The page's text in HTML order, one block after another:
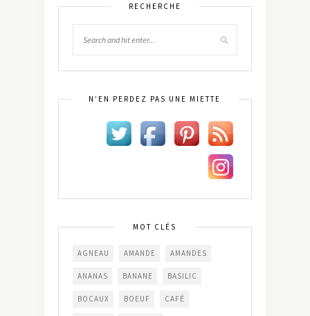
RECHERCHE
N’EN PERDEZ PAS UNE MIETTE
MOT CLÉS
AGNEAU AMANDE AMANDES
ANANAS BANANE BASILIC
BOCAUX BOEUF CAFÉ